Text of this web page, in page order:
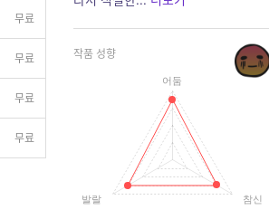
무료
무료
무료
무료
작품 성향
어둠
참신
발랄